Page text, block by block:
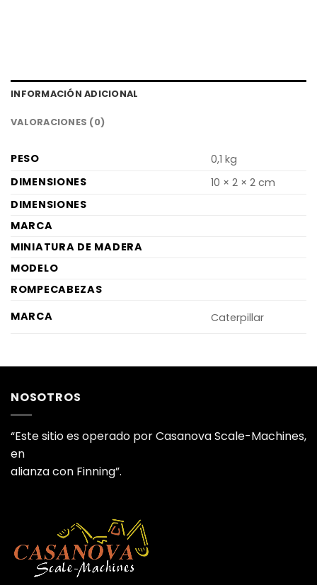
INFORMACIÓN ADICIONAL
VALORACIONES (0)
PESO
0,1 kg
DIMENSIONES
10 × 2 × 2 cm
DIMENSIONES
MARCA
MINIATURA DE MADERA
MODELO
ROMPECABEZAS
MARCA
Caterpillar
NOSOTROS
“Este sitio es operado por Casanova Scale-Machines,
en
alianza con Finning”.